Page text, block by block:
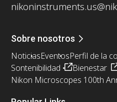
Sobre nosotros
NoticiasEventosPerfil de la
Sontenibilidad
Bienestar
Nikon Microscopes 100th